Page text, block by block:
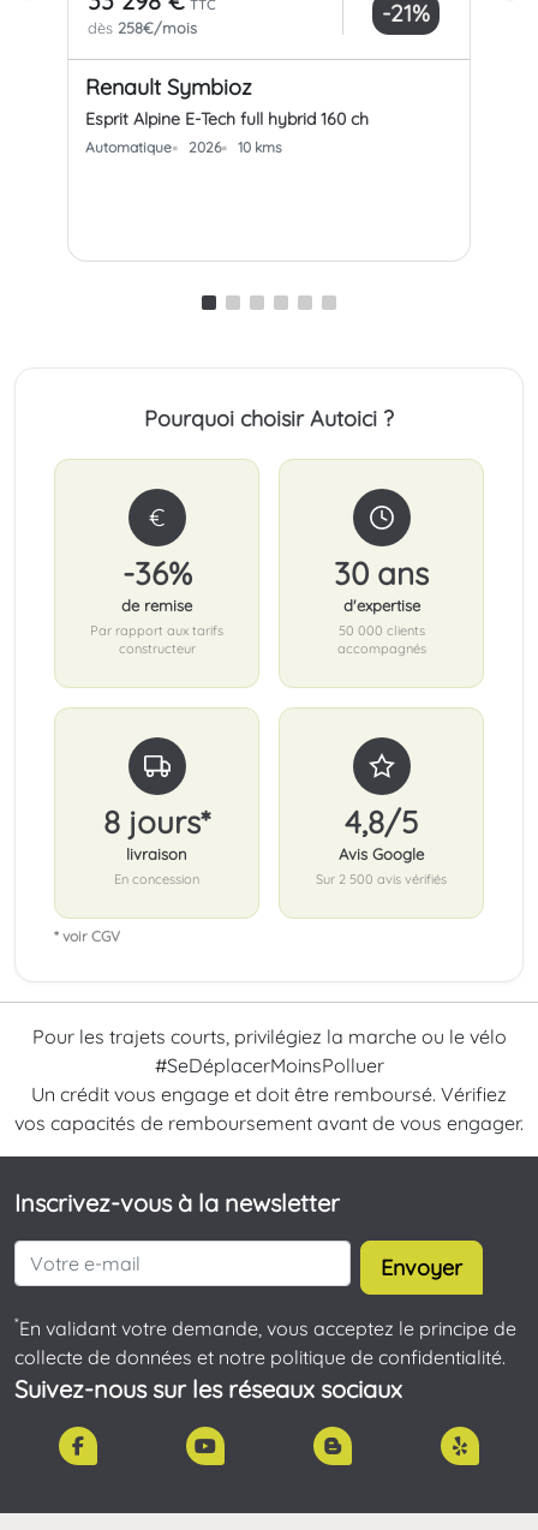
TTC
dès 258€/mois -21%
Renault Symbioz
Esprit Alpine E-Tech full hybrid 160 ch
Automatique 2026 10 kms
Pourquoi choisir Autoici ?
€
-36%
de remise
Par rapport aux tarifs
constructeur
30 ans
d'expertise
50 000 clients
accompagnés
8 jours*
livraison
En concession
4,8/5
Avis Google
Sur 2 500 avis vérifiés
* voir CGV
Pour les trajets courts, privilégiez la marche ou le vélo
#SeDéplacerMoinsPolluer
Un crédit vous engage et doit être remboursé. Vérifiez
vos capacités de remboursement avant de vous engager.
Inscrivez-vous à la newsletter
Envoyer
*En validant votre demande, vous acceptez le principe de
collecte de données et notre politique de confidentialité.
Suivez-nous sur les réseaux sociaux